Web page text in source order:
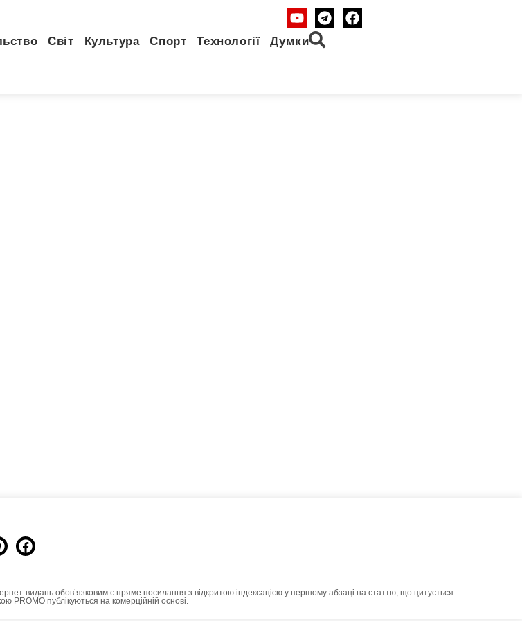
Світ Культура Спорт Технології Думки
видань обовʼязковим є пряме посилання з відкритою індексацією у першому абзаці на статтю, що цитується.
PROMO публікуються на комерційній основі.